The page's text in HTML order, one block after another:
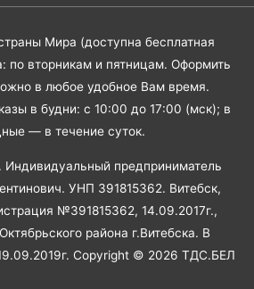
Мира (доступна бесплатная
по вторникам и пятницам. Оформить
в любое удобное Вам время.
в будни: с 10:00 до 17:00 (мск); в
— в течение суток.
Индивидуальный предприниматель
УНП 391815362. Витебск,
№391815362, 14.09.2017г.,
района г.Витебска. В
Copyright © 2026 ТДС.БЕЛ